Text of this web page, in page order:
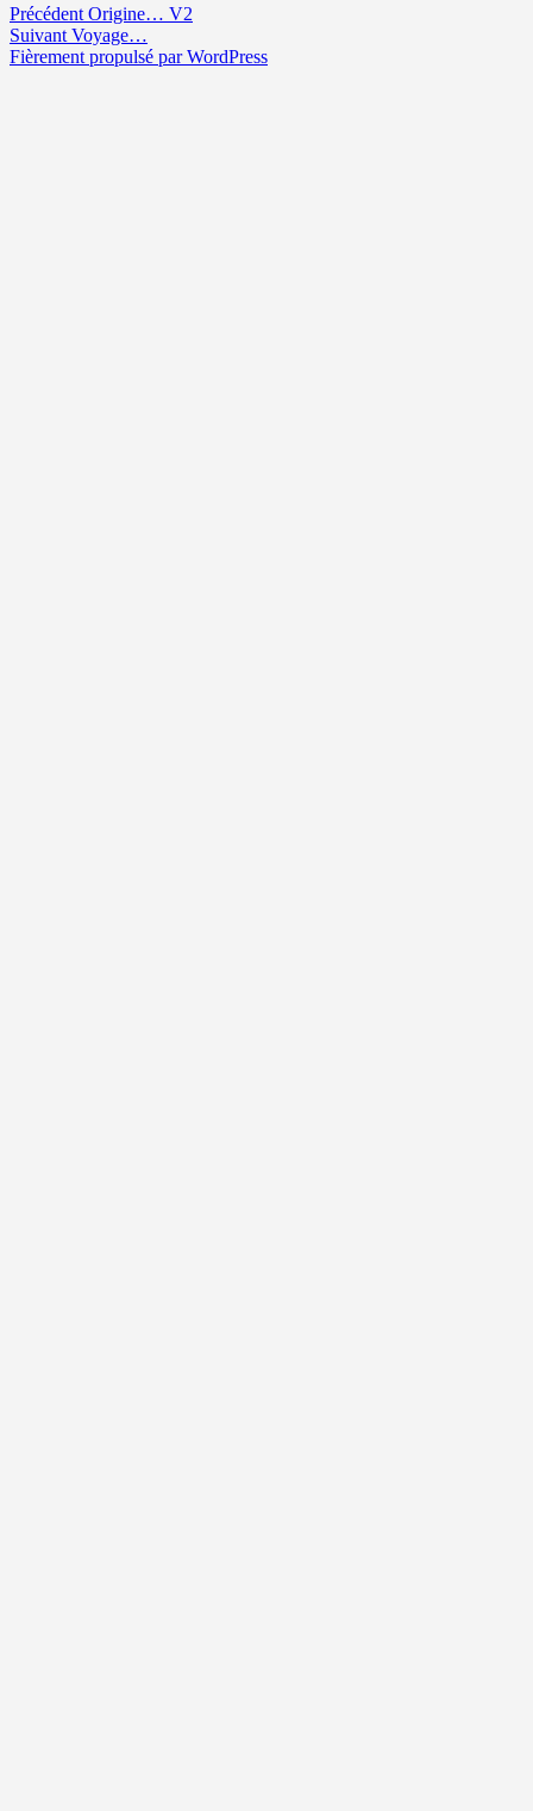
Navigation
de
Précédent Article
précédent :
Origine… V2
Suivant Article
suivant :
Voyage…
Fièrement propulsé par WordPress